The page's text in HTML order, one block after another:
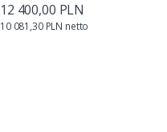
12 400,00 PLN
10 081,30 PLN netto